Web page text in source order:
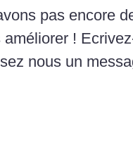
pas encore
!
nous un